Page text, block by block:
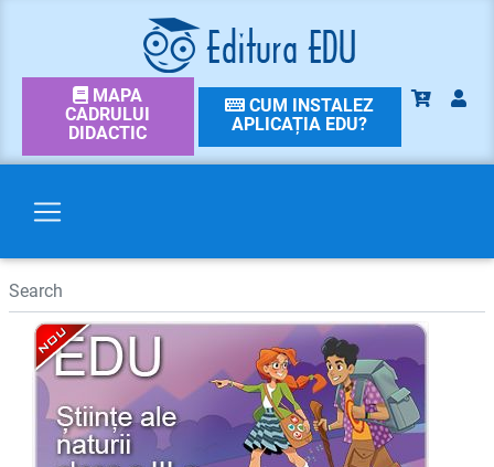
MAPA
CADRULUI
DIDACTIC
CUM INSTALEZ
APLICAȚIA EDU?